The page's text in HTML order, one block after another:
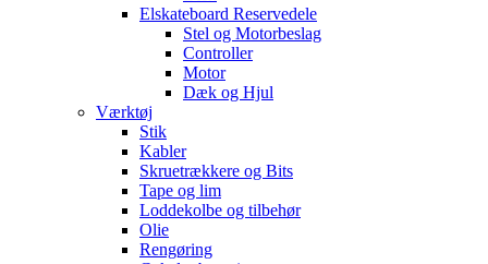
Elskateboard Reservedele
Stel og Motorbeslag
Controller
Motor
Dæk og Hjul
Værktøj
Stik
Kabler
Skruetrækkere og Bits
Tape og lim
Loddekolbe og tilbehør
Olie
Rengøring